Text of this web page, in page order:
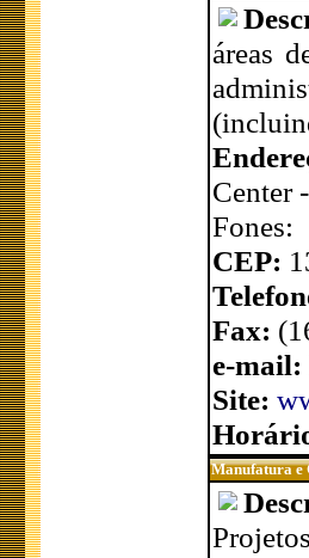
áreas
Center
Fones:
CEP:
Fax:
e-mail:
Site:
Manufatura e